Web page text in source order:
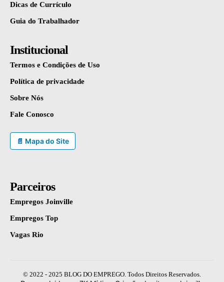
Dicas de Currículo
Guia do Trabalhador
Institucional
Termos e Condições de Uso
Política de privacidade
Sobre Nós
Fale Conosco
📄 Mapa do Site
Parceiros
Empregos Joinville
Empregos Top
Vagas Rio
© 2022 - 2025 BLOG DO EMPREGO. Todos Direitos Reservados.